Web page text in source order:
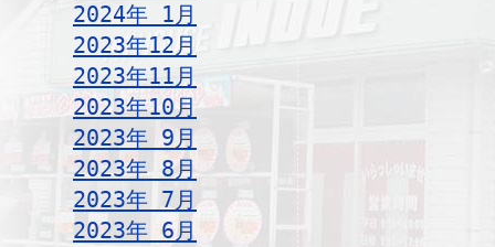
2024年 1月
2023年12月
2023年11月
2023年10月
2023年 9月
2023年 8月
2023年 7月
2023年 6月